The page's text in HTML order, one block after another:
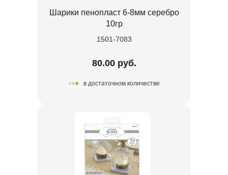
Шарики пенопласт 6-8мм серебро
10гр
1501-7083
80.00 руб.
в достаточном количестве